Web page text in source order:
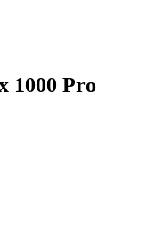
1000 Pro